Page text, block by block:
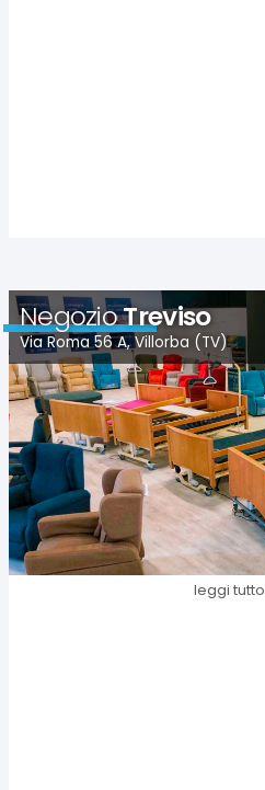
NegozioTreviso
Via Roma 56 A, Villorba (TV)
leggi tutto